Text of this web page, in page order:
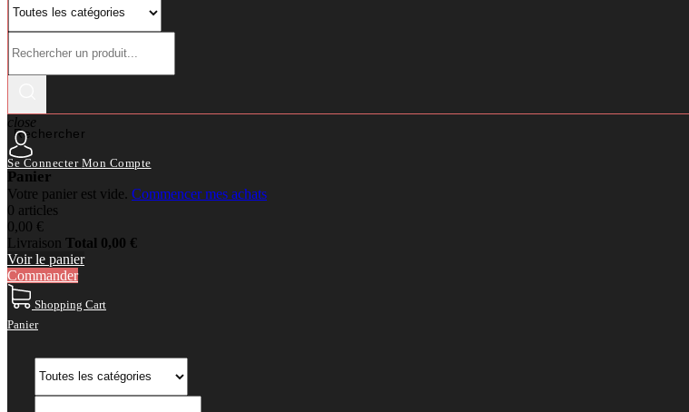
Rechercher
close
Se Connecter Mon Compte
Panier
Votre panier est vide. Commencer mes achats
0 articles
0,00 €
Livraison Total 0,00 €
Voir le panier
Commander
Shopping Cart
Panier